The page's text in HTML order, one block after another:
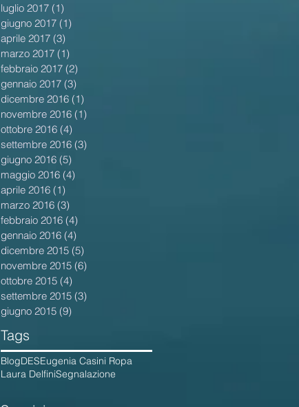
luglio 2017 (1)
giugno 2017 (1)
aprile 2017 (3)
marzo 2017 (1)
febbraio 2017 (2)
gennaio 2017 (3)
dicembre 2016 (1)
novembre 2016 (1)
ottobre 2016 (4)
settembre 2016 (3)
giugno 2016 (5)
maggio 2016 (4)
aprile 2016 (1)
marzo 2016 (3)
febbraio 2016 (4)
gennaio 2016 (4)
dicembre 2015 (5)
novembre 2015 (6)
ottobre 2015 (4)
settembre 2015 (3)
giugno 2015 (9)
Tags
BlogDESEugenia Casini Ropa
Laura DelfiniSegnalazione